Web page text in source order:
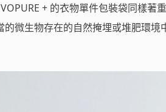
+ 的衣物單件包裝袋同樣著
的微生物存在的自然掩埋或堆肥環